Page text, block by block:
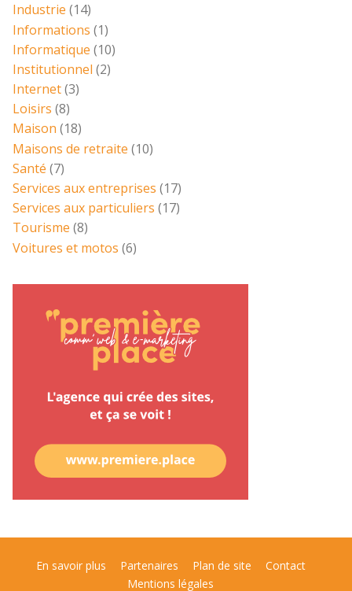
Industrie (14)
Informations (1)
Informatique (10)
Institutionnel (2)
Internet(3)
Loisirs (8)
Maison (18)
Maisons de retraite (10)
Santé (7)
Services aux entreprises (17)
Services aux particuliers (17)
Tourisme (8)
Voitures et motos (6)
En savoir plus Partenaires Plan de site
Contact
Mentions légales